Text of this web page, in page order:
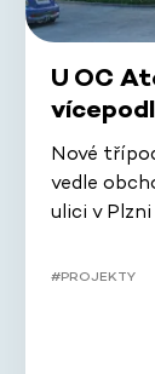
U OC
Nové
vedle
ulici v
#PROJEKTY